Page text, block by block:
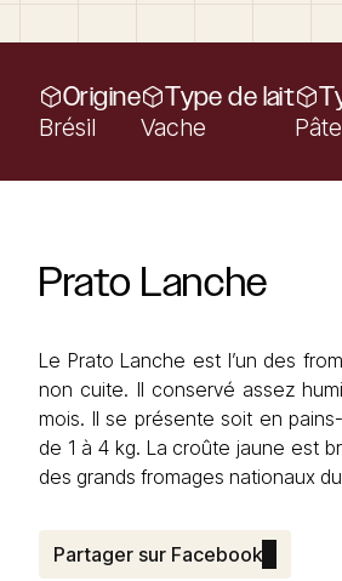
Origine
Brésil
Type de lait
Vache
Prato Lanche
Le Prato Lanche est l’un des
non cuite. Il conservé assez
mois. Il se présente soit en
de 1 à 4 kg. La croûte jaune est
des grands fromages nationaux
Partager sur Facebook